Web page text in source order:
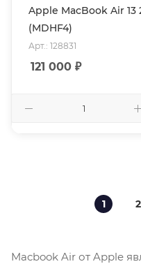
Apple MacBook Air 13
(MDHF4)
Арт.: 128831
121 000 ₽
1 2
Macbook Air от Apple